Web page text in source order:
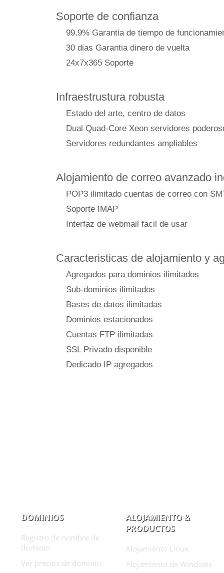
Soporte de confianza
99,9% Garantia de tiempo de
30 dias Garantia dinero de vuelta
24x7x365 Soporte
Infraestrustura robusta
Estado del arte, centro de datos
Dual Quad-Core Xeon servidores
Servidores redundantes ampliables
Alojamiento de correo avanzado
POP3 ilimitado cuentas de correo con
Soporte IMAP
Interfaz de webmail facil de usar
Caracteristicas de alojamiento y
Agregados para dominios ilimitados
Sub-dominios ilimitados
Bases de datos ilimitadas
Dominios estacionados
Cuentas FTP ilimitadas
SSL Privado disponible
Dedicado IP agregados
DOMINIOS
Registro de nombre de
dominio
Ver precios de dominio
ALOJAMIENTO &
PRODUCTOS
Alojamiento Linux
Alojamiento de Windows